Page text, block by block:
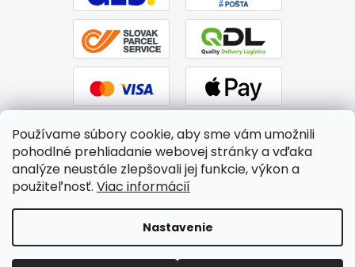
Používame súbory cookie, aby sme vám umožnili
pohodlné prehliadanie webovej stránky a vďaka
analýze neustále zlepšovali jej funkcie, výkon a
použiteľnosť. Viac informácií
Nastavenie